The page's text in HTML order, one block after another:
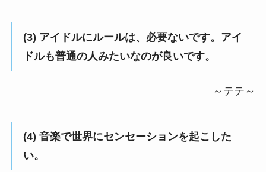
(3) アイドルにルールは、必要ないです。アイ
ドルも普通の人みたいなのが良いです。
～テテ～
(4) 音楽で世界にセンセーションを起こした
い。